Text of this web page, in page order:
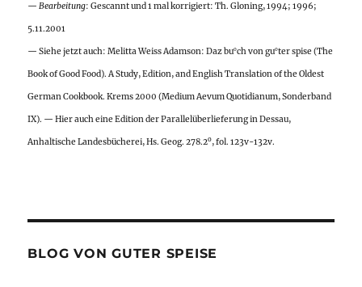
—Bearbeitung: Gescannt und 1 mal korrigiert: Th. Gloning, 1994; 1996;
5.11.2001
— Siehe jetzt auch: Melitta Weiss Adamson: Daz buoch von guoter spise (The
Book of Good Food). A Study, Edition, and English Translation of the Oldest
German Cookbook. Krems 2000 (Medium Aevum Quotidianum, Sonderband
IX). — Hier auch eine Edition der Parallelüberlieferung in Dessau,
Anhaltische Landesbücherei, Hs. Geog. 278.2o, fol. 123v-132v.
BLOG VON GUTER SPEISE